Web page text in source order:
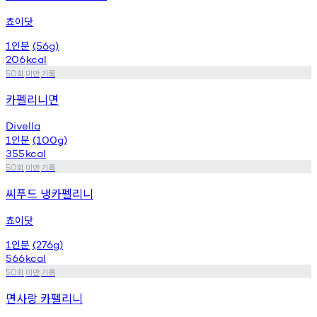
쵸이닷
1 인분 (56g)
206kcal
50회 미만기록
카펠리니면
Divella
1 인분 (100g)
355kcal
50회 미만기록
씨푸드 냉카펠리니
쵸이닷
1 인분 (276g)
566kcal
50회 미만기록
면사랑 카펠리니